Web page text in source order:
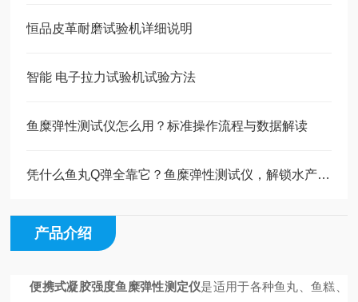
恒品皮革耐磨试验机详细说明
智能 电子拉力试验机试验方法
鱼糜弹性测试仪怎么用？标准操作流程与数据解读
凭什么鱼丸Q弹全靠它？鱼糜弹性测试仪，解锁水产美食的品质密码
产品介绍
便携式凝胶强度鱼糜弹性测定仪是适用于各种鱼丸、鱼糕、